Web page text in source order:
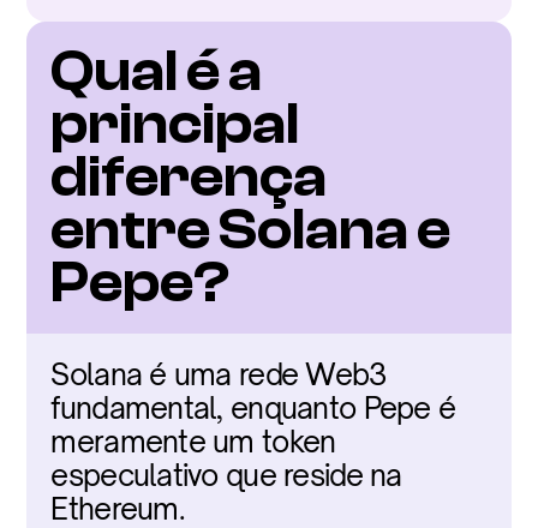
Qual é a
principal
diferença
entre Solana e
Pepe?
Solana é uma rede Web3
fundamental, enquanto Pepe é
meramente um token
especulativo que reside na
Ethereum.